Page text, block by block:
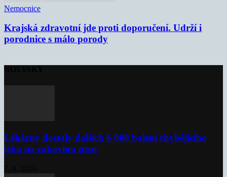
Nemocnice
Krajská zdravotní jde proti doporučení. Udrží i
porodnice s málo porody
Lékárny dostaly dalších 6 000 balení chybějícího
léku na rakovinu prsu